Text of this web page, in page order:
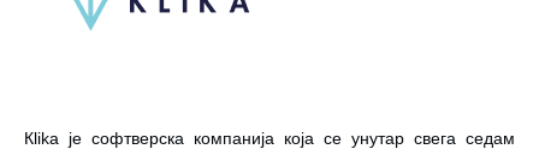
Кlika је софтверска компанија која се унутар свега седам